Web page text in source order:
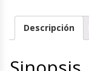
Descripción